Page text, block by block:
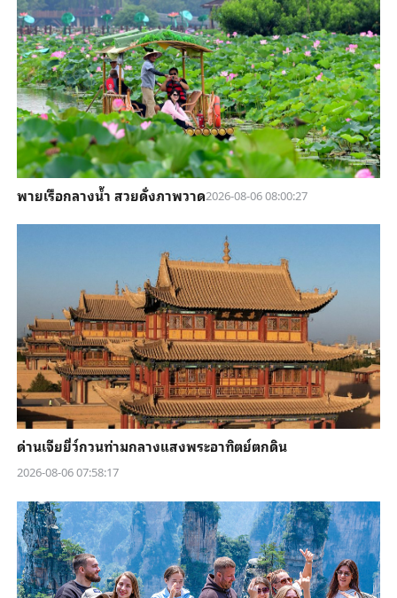
พายเรือกลางน้ำ สวยดั่งภาพวาด2026-08-06 08:00:27
ด่านเจียยี่ว์กวนท่ามกลางแสงพระอาทิตย์ตกดิน
2026-08-06 07:58:17